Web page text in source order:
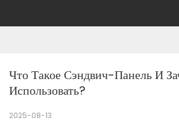
Что Такое Сэндвич-Панель И
Использовать?
2025-08-13